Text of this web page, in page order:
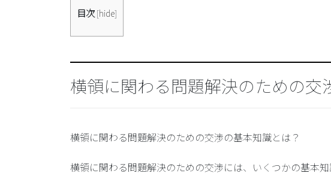
目次 [hide]
横領に関わる問題解決のための交
横領に関わる問題解決のための交渉の基本知識とは？
横領に関わる問題解決のための交渉には、いくつかの基本知